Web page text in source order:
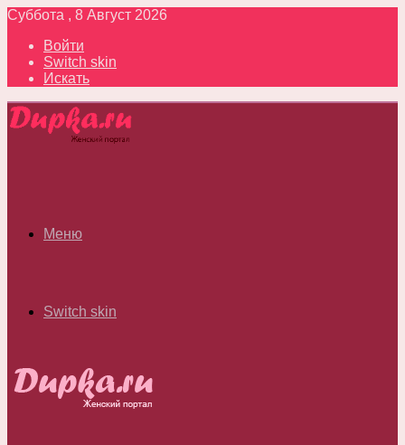
Суббота , 8 Август 2026
Войти
Switch skin
Искать
Меню
Switch skin